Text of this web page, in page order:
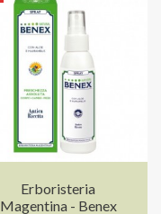
Erboristeria
Magentina - Benex